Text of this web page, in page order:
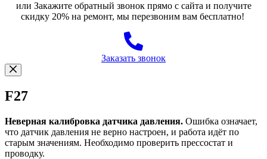
или Закажите обратный звонок прямо с сайта и получите
скидку 20% на ремонт, мы перезвоним вам бесплатно!
Заказать звонок
F27
Неверная калибровка датчика давления. Ошибка означает,
что датчик давления не верно настроен, и работа идёт по
старым значениям. Необходимо проверить прессостат и
проводку.